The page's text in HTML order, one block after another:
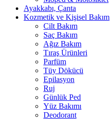
Ayakkabı, Çanta
Kozmetik ve Kişisel Bakım
Cilt Bakım
Saç Bakım
Ağız Bakım
Tıraş Ürünleri
Parfüm
Tüy Dökücü
Epilasyon
Ruj
Günlük Ped
Yüz Bakımı
Deodorant